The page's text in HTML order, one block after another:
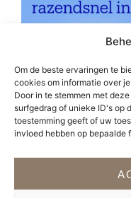
Om de beste ervaringen te
cookies om informatie over
Door in te stemmen met
surfgedrag of unieke ID's op
toestemming geeft of uw
invloed hebben op bepaalde